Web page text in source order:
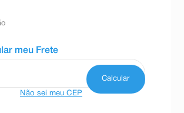
Não sei meu CEP